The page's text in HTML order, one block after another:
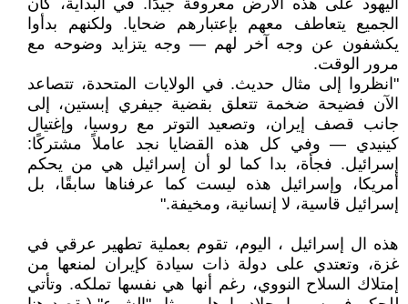
اليهود على هذه الأرض معروفة جيدًا. في البداية، كان
الجميع يتعاطف معهم بإعتبارهم ضحايا. ولكنهم بدأوا
يكشفون عن وجه آخر لهم — وجه يتزايد وضوحه مع
مرور الوقت.
"انظروا إلى مثال حديث. في الولايات المتحدة، تتصاعد
الآن فضيحة ضخمة تتعلق بقضية جيفري إبستين، إلى
جانب قصف إيران، وتصعيد التوتر مع روسيا، وإغتيال
كينيدي — وفي كل هذه القضايا نجد عاملاً مشتركًا:
إسرائيل. فجأة، بدا كما لو أن إسرائيل هي من يحكم
أمريكا، وإسرائيل هذه ليست كما عرفناها سابقًا، بل
إسرائيل قاسية، لا إنسانية، ومخيفة."
هذه ال إسرائيل ، اليوم، تقوم بعملية تطهير عرقي في
غزة، وتعتدي على دولة ذات سيادة كإيران لمنعها من
إمتلاك السلاح النووي، رغم أنها هي نفسها تملكه. وتأتي